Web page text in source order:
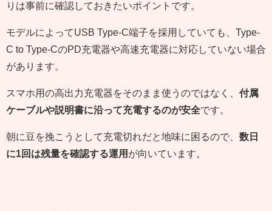
りは事前に確認しておきたいポイントです。
モデルによってUSB Type-C端子を採用していても、Type-
C to Type-CのPD充電器や高速充電器に対応していない場合
があります。
スマホ用の高出力充電器をそのまま使うのではなく、 付属
ケーブルや説明書に沿って充電するのが安全です。
朝に豆を挽こうとして充電切れだと地味に困るので、 数日
に1回は残量を確認する運用 が向いています。